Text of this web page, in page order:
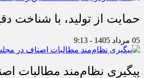
حمایت از تولید، با شناخت
05 مرداد 1405 - 9:13
پیگیری نظام‌مند مطالبات